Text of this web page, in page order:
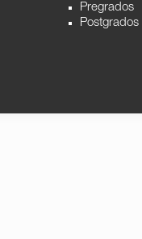
Pregrados
Postgrados